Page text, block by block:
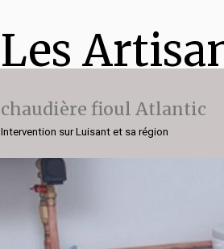
Les
chaudière fioul Atlantic
Intervention sur Luisant et sa région